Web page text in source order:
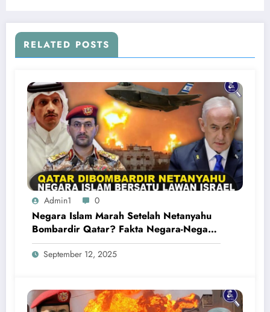
RELATED POSTS
Admin1 0
Negara Islam Marah Setelah Netanyahu
Bombardir Qatar? Fakta Negara-Negara
Islam Bersatu Kecam Israel
September 12, 2025